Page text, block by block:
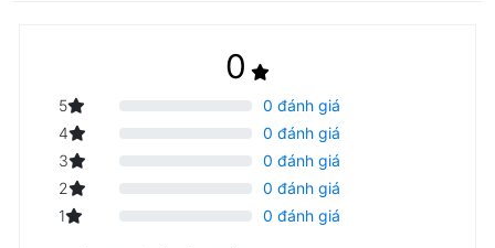
Hỗ trợ bảo mật
0
5
0 đánh giá
4
0 đánh giá
3
0 đánh giá
2
0 đánh giá
1
0 đánh giá